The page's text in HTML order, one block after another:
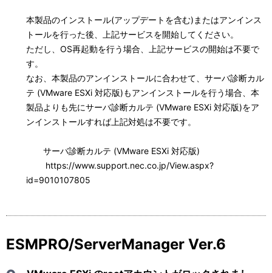
本製品のインストール(アップデートを含む)またはアンインス
トールを行った後、上記サービスを開始してください。
ただし、OS再起動を行う場合、上記サービスの開始は不要で
す。
なお、本製品のアンインストールに合わせて、サーバ診断カル
テ (VMware ESXi 対応版)もアンインストールを行う場合、本
製品よりも先にサーバ診断カルテ (VMware ESXi 対応版)をア
ンインストールすれば上記対処は不要です。
サーバ診断カルテ (VMware ESXi 対応版)
https://www.support.nec.co.jp/View.aspx?
id=9010107805
ESMPRO/ServerManager Ver.6